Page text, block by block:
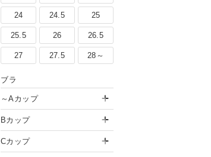
24 24.5 25
25.5 26 26.5
27 27.5 28～
ブラ
～Aカップ
Bカップ
Cカップ